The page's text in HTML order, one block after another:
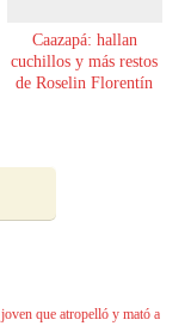
Caazapá: hallan
cuchillos y más restos
de Roselin Florentín
que atropelló y mató a